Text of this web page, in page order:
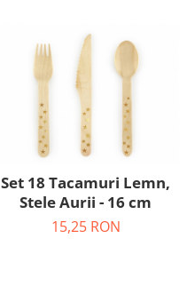
Set 18 Tacamuri Lemn,
Stele Aurii - 16 cm
15,25 RON